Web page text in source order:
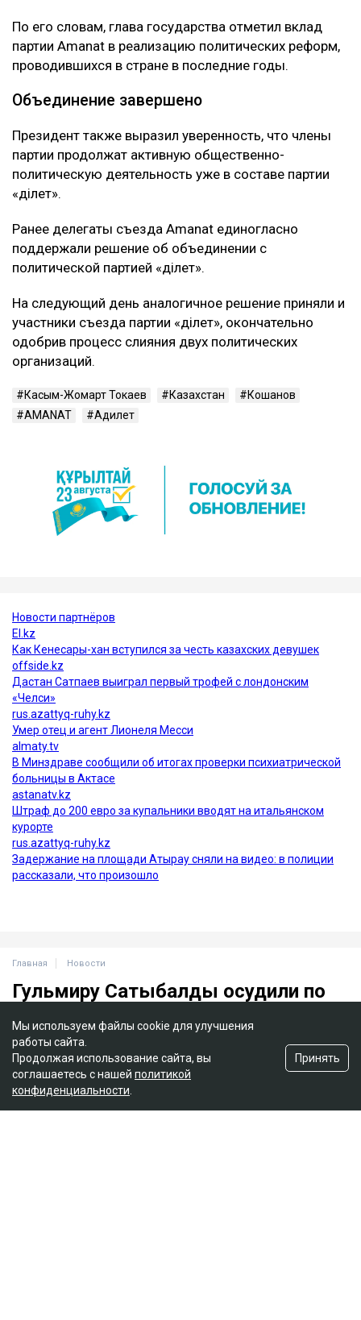
По его словам, глава государства отметил вклад
партии Amanat в реализацию политических реформ,
проводившихся в стране в последние годы.
Объединение завершено
Президент также выразил уверенность, что члены
партии продолжат активную общественно-
политическую деятельность уже в составе партии
«Әділет».
Ранее делегаты съезда Amanat единогласно
поддержали решение об объединении с
политической партией «Әділет».
На следующий день аналогичное решение приняли и
участники съезда партии «Әділет», окончательно
одобрив процесс слияния двух политических
организаций.
Касым-Жомарт Токаев Казахстан
Кошанов
AMANAT
Адилет
Мы используем файлы cookie для улучшения
работы сайта.
Продолжая использование сайта, вы
соглашаетесь с нашей политикой
конфиденциальности
Принять